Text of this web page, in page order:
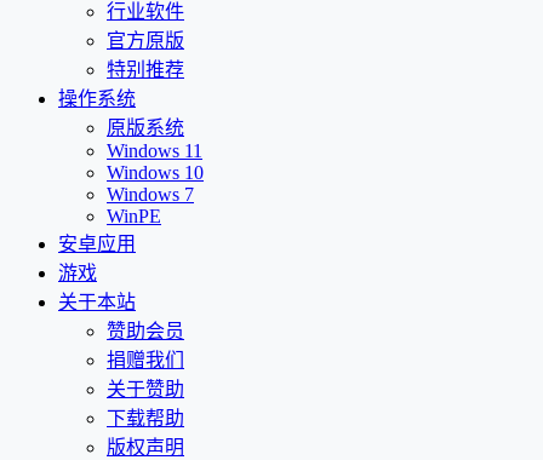
行业软件
官方原版
特别推荐
操作系统
原版系统
Windows 11
Windows 10
Windows 7
WinPE
安卓应用
游戏
关于本站
赞助会员
捐赠我们
关于赞助
下载帮助
版权声明